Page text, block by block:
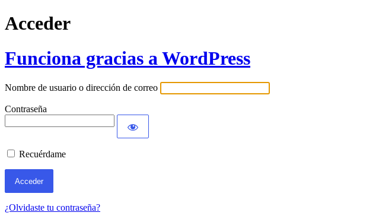
Acceder
Funciona gracias a WordPress
Nombre de usuario o dirección de correo
Contraseña
Recuérdame
¿Olvidaste tu contraseña?